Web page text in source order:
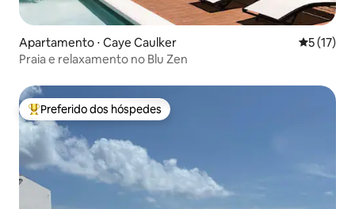
Apartamento ⋅ Caye Caulker 5 de uma
5 (17)
Praia e relaxamento no Blu Zen
Entre os melhores preferidos dos hóspedes
Preferido dos hóspedes